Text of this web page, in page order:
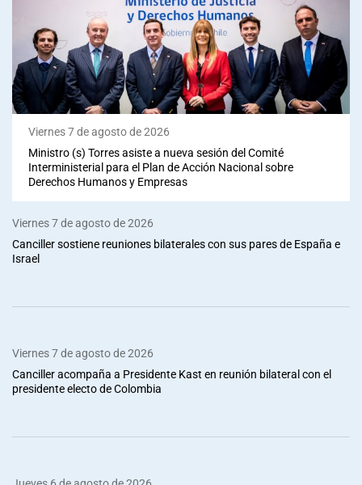
Viernes 7 de agosto de 2026
Ministro (s) Torres asiste a nueva sesión del Comité
Interministerial para el Plan de Acción Nacional sobre
Derechos Humanos y Empresas
Viernes 7 de agosto de 2026
Canciller sostiene reuniones bilaterales con sus pares de España e
Israel
Viernes 7 de agosto de 2026
Canciller acompaña a Presidente Kast en reunión bilateral con el
presidente electo de Colombia